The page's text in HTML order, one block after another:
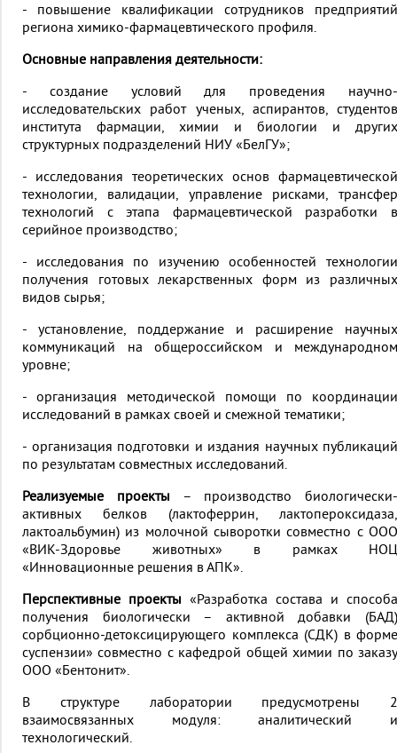
- повышение квалификации сотрудников предприятий
региона химико-фармацевтического профиля.
Основные направления деятельности:
- создание условий для проведения научно-
исследовательских работ ученых, аспирантов, студентов
института фармации, химии и биологии и других
структурных подразделений НИУ «БелГУ»;
- исследования теоретических основ фармацевтической
технологии, валидации, управление рисками, трансфер
технологий с этапа фармацевтической разработки в
серийное производство;
- исследования по изучению особенностей технологии
получения готовых лекарственных форм из различных
видов сырья;
- установление, поддержание и расширение научных
коммуникаций на общероссийском и международном
уровне;
- организация методической помощи по координации
исследований в рамках своей и смежной тематики;
- организация подготовки и издания научных публикаций
по результатам совместных исследований.
Реализуемые проекты – производство биологически-
активных белков (лактоферрин, лактопероксидаза,
лактоальбумин) из молочной сыворотки совместно с ООО
«ВИК-Здоровье животных» в рамках НОЦ
«Инновационные решения в АПК».
Перспективные проекты «Разработка состава и способа
получения биологически – активной добавки (БАД)
сорбционно-детоксицирующего комплекса (СДК) в форме
суспензии» совместно с кафедрой общей химии по заказу
ООО «Бентонит».
В структуре лаборатории предусмотрены 2
взаимосвязанных модуля: аналитический и
технологический.